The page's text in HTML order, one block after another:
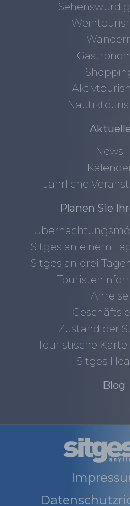
News
Jährliche
Planen Sie
Sitges an einem
Sitges an drei
Anreise
Zustand der
Touristische Karte
Sitges
Blog